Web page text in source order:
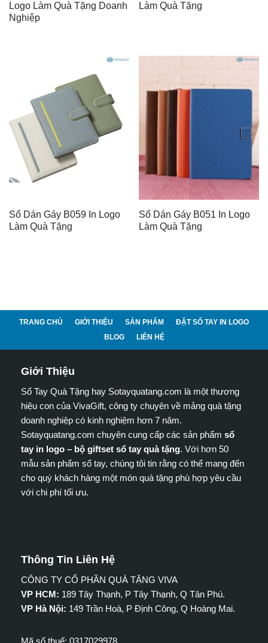
Logo Làm Quà Tặng Doanh
Nghiệp
Làm Quà Tặng
Sổ Dán Gáy B059 In Logo
Làm Quà Tặng
Sổ Dán Gáy B051 In Logo
Làm Quà Tặng
TRANG CHỦ GIỚI THIỆU SẢN PHẨM
ĐẶT SỔ TAY IN LOGO
BLOG
LIÊN HỆ
Giới Thiệu
Sổ Tay Quà Tặng hay Sotayquatang.com là một thương
hiệu con của VivaGift, công ty chuyên về mảng quà tặng
doanh nghiệp có kinh nghiệm hơn 7 năm.
Sotayquatang.com chuyên cung cấp các sản phẩm sổ
tay in logo – bộ giftset sổ tay quà tặng. Với hơn 50
mẫu sản phẩm sổ tay, chúng tôi tin rằng có thể mang đến
cho quý khách hàng một món quà tặng phù hợp yêu cầu
với chi phí tối ưu.
Thông Tin Liên Hệ
CÔNG TY CỔ PHẦN QUÀ TẶNG VIVA
VP HCM: 189 Tây Thạnh, P Tây Thạnh, Q Tân Phú.
VP Hà Nội: 149 Trần Hoà, P Định Công, Q Hoàng Mai.
Mã số thuế: 0317029978